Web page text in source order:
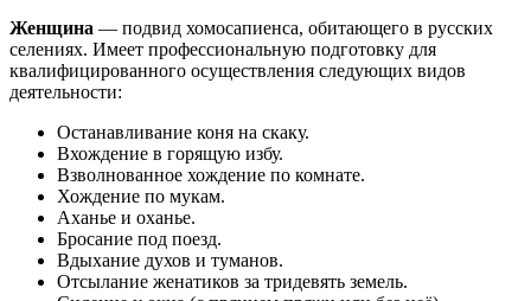
Женщина — подвид хомосапиенса, обитающего в русских
селениях. Имеет профессиональную подготовку для
квалифицированного осуществления следующих видов
деятельности:
Останавливание коня на скаку.
Вхождение в горящую избу.
Взволнованное хождение по комнате.
Хождение по мукам.
Аханье и оханье.
Бросание под поезд.
Вдыхание духов и туманов.
Отсылание женатиков за тридевять земель.